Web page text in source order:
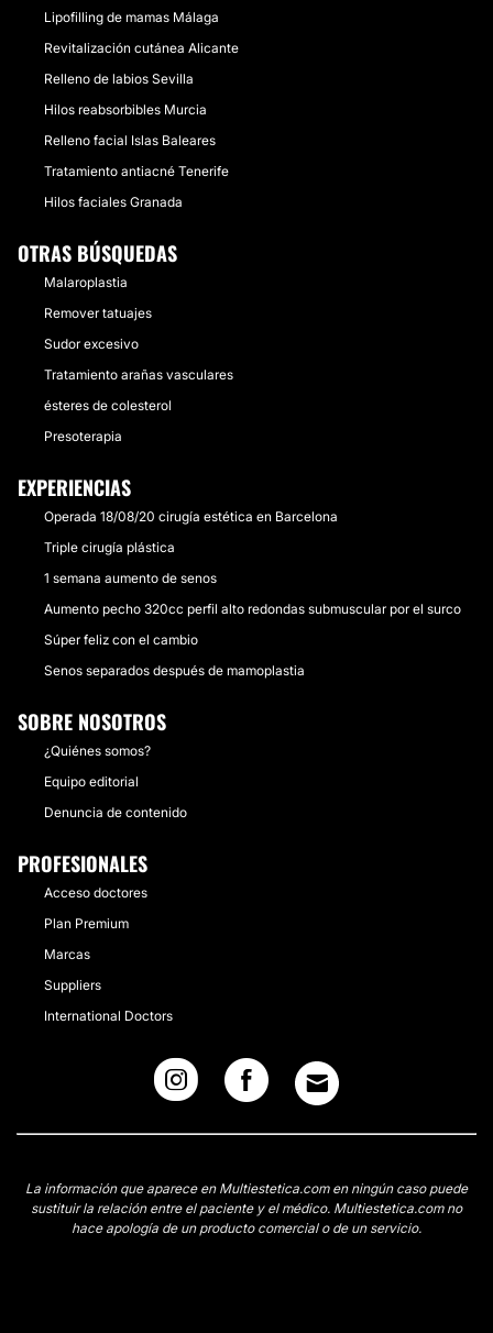
CONTACTAR
AUMENTO MENTÓN
Reposicionamos mediante el injerto de grasa del
envejecimiento produce en el mentón. También
mismo, consiguiendo resultados muy naturales.
LIFTING
Intervención para el rejuvenecimiento facial con
reborde mandibular. Corrección de las deformidades
que produce la flacidez en cara y cuello. Tratamiento
CONTACTAR
TRATAMIENTO ANTIACNÉ
Realizamos corrección de cicatrices de acné de
peelings químicos, luz pulsada, injerto de grasa en las
cicatrices deprimidas.
LIFTING SIN CIRUGÍA
Lo llamamos lifting sin cirugía porque combinamos
diferentes técnicas, bien de relleno con hialurónico o
mandibular con hilos y conseguimos resultados
CONTACTAR
LIPOESCULTURA
Realizamos liposucción con cánulas finas. Valoramos
Lipofilling de mamas Málaga
Revitalización cutánea Alicante
Relleno de labios Sevilla
Hilos reabsorbibles Murcia
Relleno facial Islas Baleares
Tratamiento antiacné Tenerife
Hilos faciales Granada
OTRAS BÚSQUEDAS
Malaroplastia
Remover tatuajes
Sudor excesivo
Tratamiento arañas vasculares
ésteres de colesterol
Presoterapia
EXPERIENCIAS
Operada 18/08/20 cirugía estética en Barcelona
Triple cirugía plástica
1 semana aumento de senos
Aumento pecho 320cc perfil alto redondas submuscular por el surco
Súper feliz con el cambio
Senos separados después de mamoplastia
SOBRE NOSOTROS
¿Quiénes somos?
Equipo editorial
Denuncia de contenido
PROFESIONALES
Acceso doctores
Plan Premium
Marcas
Suppliers
International Doctors
La información que aparece en Multiestetica.com en ningún caso puede
sustituir la relación entre el paciente y el médico. Multiestetica.com no
hace apología de un producto comercial o de un servicio.